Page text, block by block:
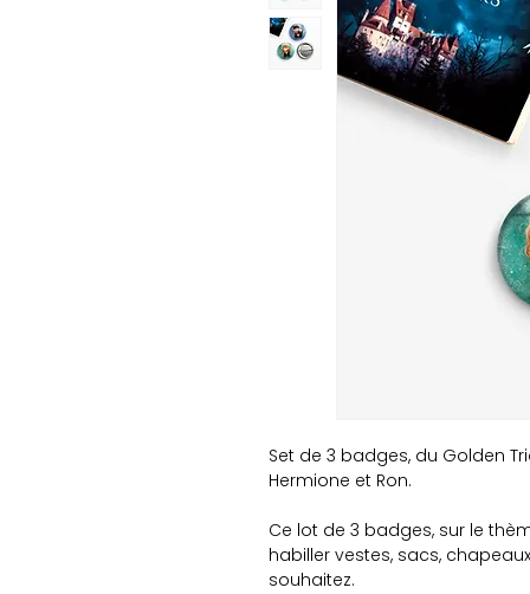
Set de 3 badges, du Golden
Hermione et Ron.
Ce lot de 3 badges, sur le
habiller vestes, sacs,
souhaitez.